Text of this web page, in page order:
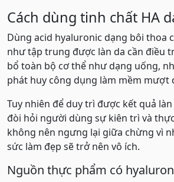
Cách dùng tinh chất HA
Dùng acid hyaluronic dạng bôi thoa
như tập trung được làn da cần điều
bổ toàn bộ cơ thể như dạng uống,
phát huy công dụng làm mềm mượt
Tuy nhiên để duy trì được kết quả
đòi hỏi người dùng sự kiên trì và
không nên ngưng lại giữa chừng vì
sức làm đẹp sẽ trở nên vô ích.
Nguồn thực phẩm có